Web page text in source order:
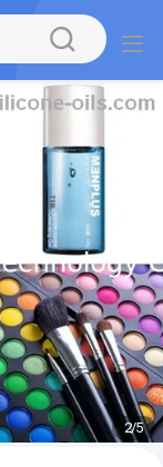
2/5